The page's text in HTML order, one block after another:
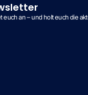
euch an – und holt euch die